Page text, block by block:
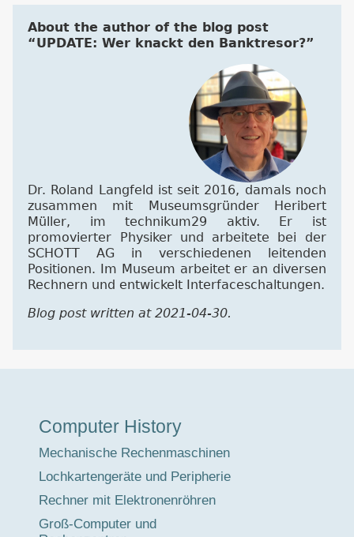
About the author of the blog post
“UPDATE: Wer knackt den Banktresor?”
Dr. Roland Langfeld ist seit 2016, damals noch
zusammen mit Museumsgründer Heribert
Müller, im technikum29 aktiv. Er ist
promovierter Physiker und arbeitete bei der
SCHOTT AG in verschiedenen leitenden
Positionen. Im Museum arbeitet er an diversen
Rechnern und entwickelt Interfaceschaltungen.
Blog post written at 2021-04-30.
Computer History
Mechanische Rechenmaschinen
Lochkartengeräte und Peripherie
Rechner mit Elektronenröhren
Groß-Computer und